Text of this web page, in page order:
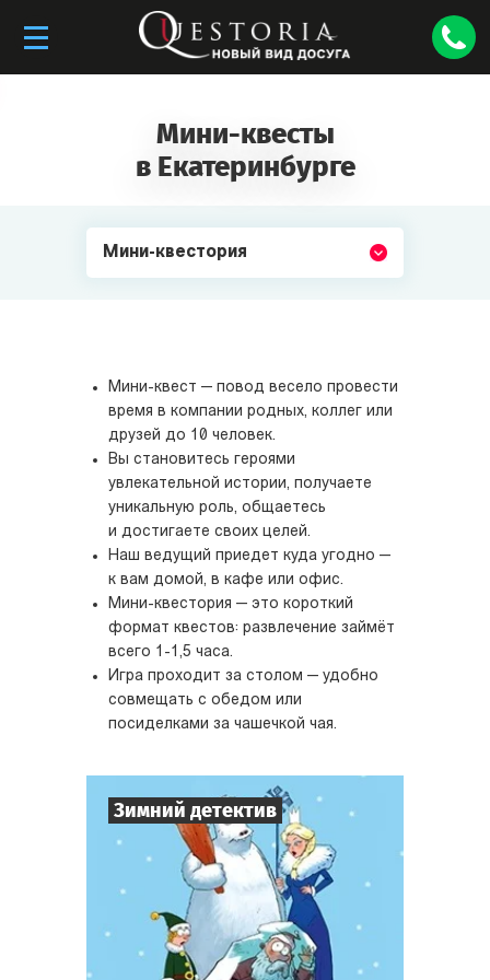
Мини-квесты
в Екатеринбурге
Мини-квестория
Мини-квест — повод весело провести
время в компании родных, коллег или
друзей до 10 человек.
Вы становитесь героями
увлекательной истории, получаете
уникальную роль, общаетесь
и достигаете своих целей.
Наш ведущий приедет куда угодно —
к вам домой, в кафе или офис.
Мини-квестория — это короткий
формат квестов: развлечение займёт
всего 1-1,5 часа.
Игра проходит за столом — удобно
совмещать с обедом или
посиделками за чашечкой чая.
Зимний детектив
Игроков 10
Время игры 1-2 ч.
Тематика Детектив